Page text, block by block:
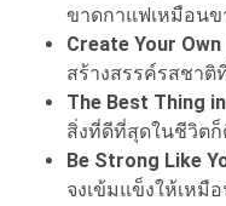
ขาดกาแฟเหมือนข
Create Your
สร้างสรรค์รสชาติ
The Best Thing
สิ่งที่ดีที่สุดในชีวิต
Be Strong Like
จงเข้มแข็งให้เห